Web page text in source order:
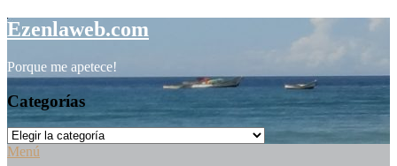
Saltar
al
Ezenlaweb.com
Porque me apetece!
Categorías
Categorías
Menú